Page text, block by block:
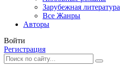
Зарубежная литература
Все Жанры
Авторы
Войти
Регистрация